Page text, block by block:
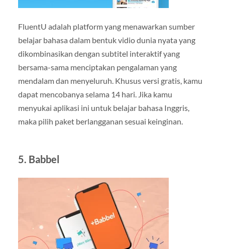
FluentU adalah platform yang menawarkan sumber
belajar bahasa dalam bentuk vidio dunia nyata yang
dikombinasikan dengan subtitel interaktif yang
bersama-sama menciptakan pengalaman yang
mendalam dan menyeluruh. Khusus versi gratis, kamu
dapat mencobanya selama 14 hari. Jika kamu
menyukai aplikasi ini untuk belajar bahasa Inggris,
maka pilih paket berlangganan sesuai keinginan.
5. Babbel